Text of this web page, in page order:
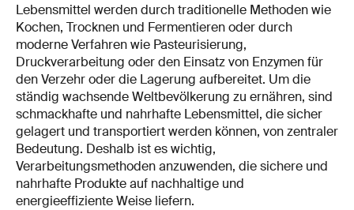
Lebensmittel werden durch traditionelle Methoden wie
Kochen, Trocknen und Fermentieren oder durch
moderne Verfahren wie Pasteurisierung,
Druckverarbeitung oder den Einsatz von Enzymen für
den Verzehr oder die Lagerung aufbereitet. Um die
ständig wachsende Weltbevölkerung zu ernähren, sind
schmackhafte und nahrhafte Lebensmittel, die sicher
gelagert und transportiert werden können, von zentraler
Bedeutung. Deshalb ist es wichtig,
Verarbeitungsmethoden anzuwenden, die sichere und
nahrhafte Produkte auf nachhaltige und
energieeffiziente Weise liefern.